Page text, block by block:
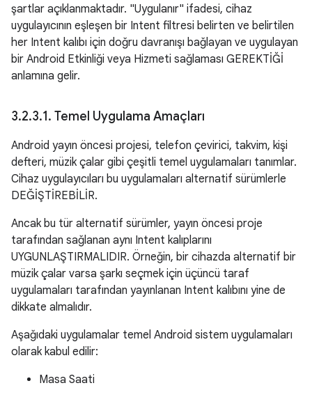
şartlar açıklanmaktadır. "Uygulanır" ifadesi, cihaz
uygulayıcının eşleşen bir Intent filtresi belirten ve belirtilen
her Intent kalıbı için doğru davranışı bağlayan ve uygulayan
bir Android Etkinliği veya Hizmeti sağlaması GEREKTİĞİ
anlamına gelir.
3.2.3.1. Temel Uygulama Amaçları
Android yayın öncesi projesi, telefon çevirici, takvim, kişi
defteri, müzik çalar gibi çeşitli temel uygulamaları tanımlar.
Cihaz uygulayıcıları bu uygulamaları alternatif sürümlerle
DEĞİŞTİREBİLİR.
Ancak bu tür alternatif sürümler, yayın öncesi proje
tarafından sağlanan aynı Intent kalıplarını
UYGUNLAŞTIRMALIDIR. Örneğin, bir cihazda alternatif bir
müzik çalar varsa şarkı seçmek için üçüncü taraf
uygulamaları tarafından yayınlanan Intent kalıbını yine de
dikkate almalıdır.
Aşağıdaki uygulamalar temel Android sistem uygulamaları
olarak kabul edilir:
Masa Saati